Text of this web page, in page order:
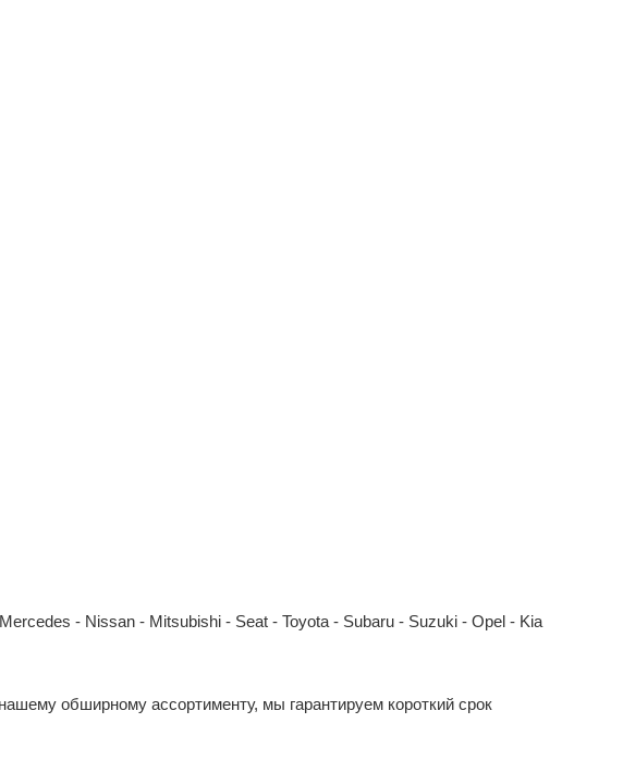
- Nissan - Mitsubishi - Seat - Toyota - Subaru - Suzuki - Opel - Kia
обширному ассортименту, мы гарантируем короткий срок